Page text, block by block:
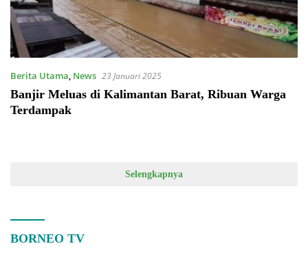
Berita Utama, News 23 Januari 2025
Banjir Meluas di Kalimantan Barat, Ribuan Warga
Terdampak
Selengkapnya
BORNEO TV